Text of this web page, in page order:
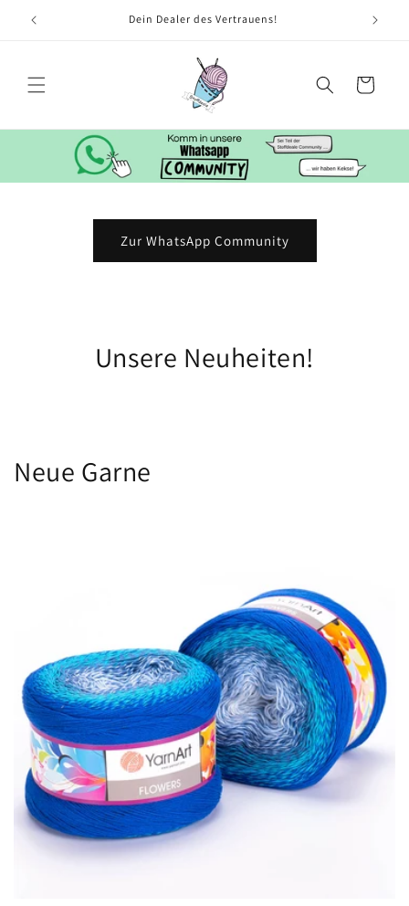
Dein Dealer des Vertrauens!
Warenkorb
Zur WhatsApp Community
Unsere Neuheiten!
Neue Garne